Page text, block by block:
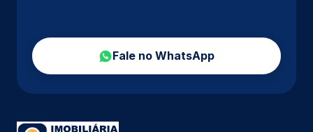
Fale no WhatsApp